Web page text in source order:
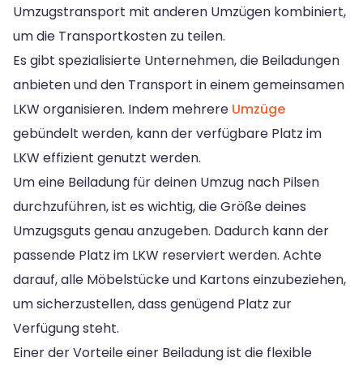
Umzugstransport mit anderen Umzügen kombiniert,
um die Transportkosten zu teilen.
Es gibt spezialisierte Unternehmen, die Beiladungen
anbieten und den Transport in einem gemeinsamen
LKW organisieren. Indem mehrere Umzüge
gebündelt werden, kann der verfügbare Platz im
LKW effizient genutzt werden.
Um eine Beiladung für deinen Umzug nach Pilsen
durchzuführen, ist es wichtig, die Größe deines
Umzugsguts genau anzugeben. Dadurch kann der
passende Platz im LKW reserviert werden. Achte
darauf, alle Möbelstücke und Kartons einzubeziehen,
um sicherzustellen, dass genügend Platz zur
Verfügung steht.
Einer der Vorteile einer Beiladung ist die flexible